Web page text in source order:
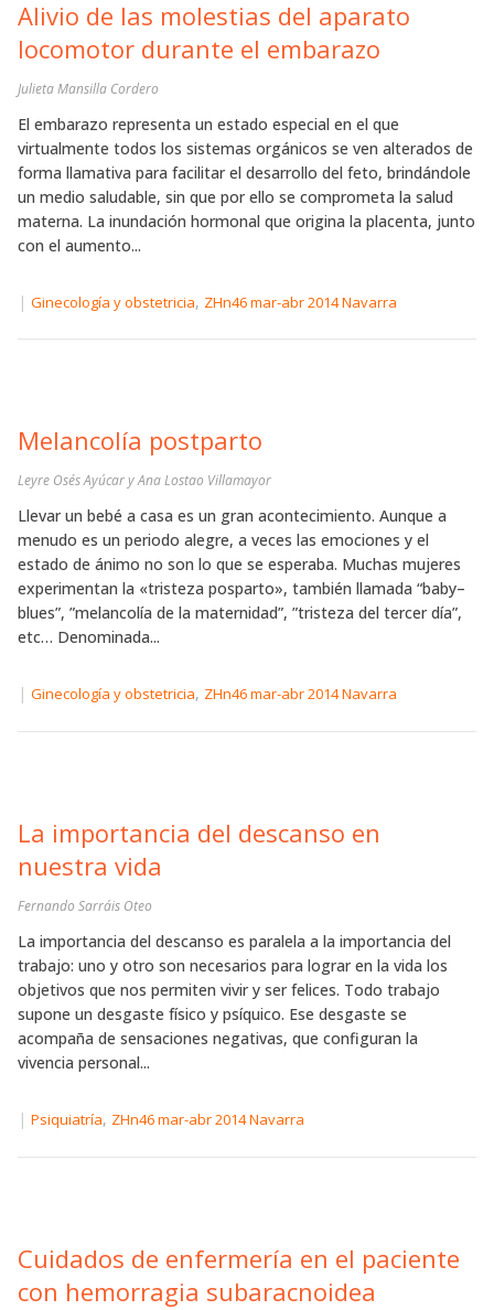
Alivio de las molestias del aparato
locomotor durante el embarazo
Julieta Mansilla Cordero
El embarazo representa un estado especial en el que
virtualmente todos los sistemas orgánicos se ven alterados de
forma llamativa para facilitar el desarrollo del feto, brindándole
un medio saludable, sin que por ello se comprometa la salud
materna. La inundación hormonal que origina la placenta, junto
con el aumento...
| Ginecología y obstetricia, ZHn46 mar-abr 2014 Navarra
Melancolía postparto
Leyre Osés Ayúcar y Ana Lostao Villamayor
Llevar un bebé a casa es un gran acontecimiento. Aunque a
menudo es un periodo alegre, a veces las emociones y el
estado de ánimo no son lo que se esperaba. Muchas mujeres
experimentan la «tristeza posparto», también llamada “baby–
blues”, ”melancolía de la maternidad”, ”tristeza del tercer día”,
etc… Denominada...
| Ginecología y obstetricia, ZHn46 mar-abr 2014 Navarra
La importancia del descanso en
nuestra vida
Fernando Sarráis Oteo
La importancia del descanso es paralela a la importancia del
trabajo: uno y otro son necesarios para lograr en la vida los
objetivos que nos permiten vivir y ser felices. Todo trabajo
supone un desgaste físico y psíquico. Ese desgaste se
acompaña de sensaciones negativas, que configuran la
vivencia personal...
| Psiquiatría, ZHn46 mar-abr 2014 Navarra
Cuidados de enfermería en el paciente
con hemorragia subaracnoidea